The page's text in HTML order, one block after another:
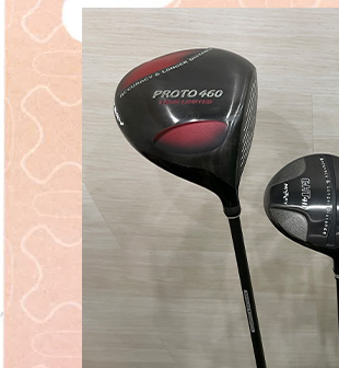
エゴスキューメソッド
ゴルフが楽しみたい（初心者）
短期間での上達（初心者）
シングルを目指したい（中・上級者）
自分に合うクラブが欲しい